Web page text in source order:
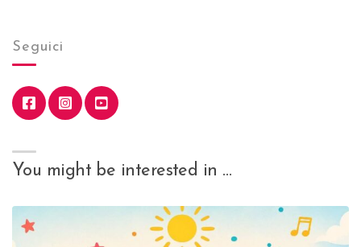
Seguici
You might be interested in …